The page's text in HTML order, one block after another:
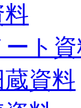
ト
資料